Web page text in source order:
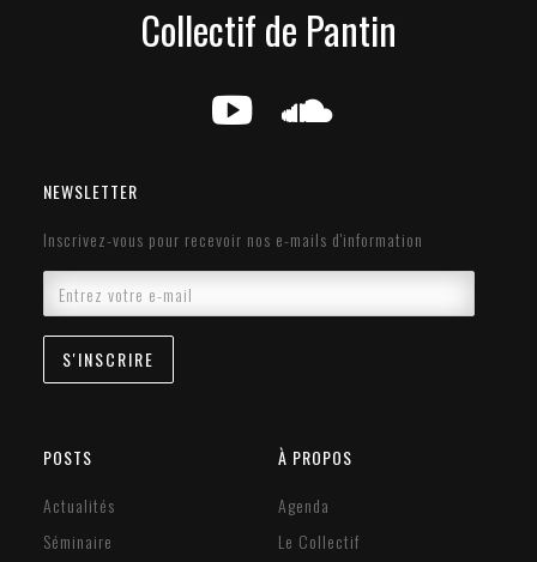
Collectif de Pantin
g e
POSTS
Actualités
Séminaire
À PROPOS
Agenda
Le Collectif
NEWSLETTER
Inscrivez-vous pour recevoir nos e-mails d'information